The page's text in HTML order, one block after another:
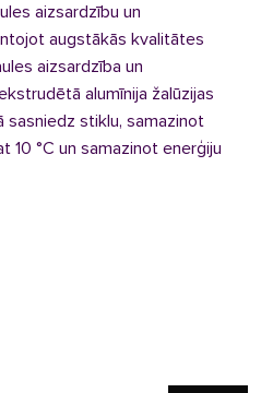
aizsardzību un
augstākās kvalitātes
aizsardzība un
alumīnija žalūzijas
sasniedz stiklu, samazinot
°C un samazinot enerģiju